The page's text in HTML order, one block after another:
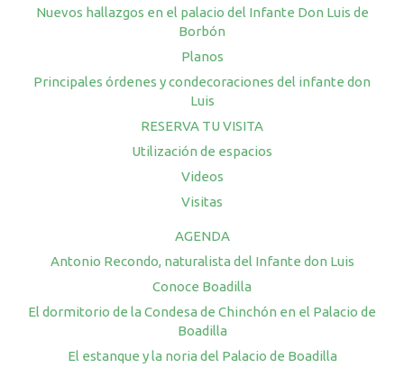
Nuevos hallazgos en el palacio del Infante Don Luis de
Borbón
Planos
Principales órdenes y condecoraciones del infante don
Luis
RESERVA TU VISITA
Utilización de espacios
Videos
Visitas
AGENDA
Antonio Recondo, naturalista del Infante don Luis
Conoce Boadilla
El dormitorio de la Condesa de Chinchón en el Palacio de
Boadilla
El estanque y la noria del Palacio de Boadilla